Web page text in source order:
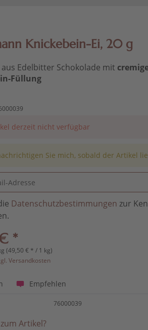
Knickebein-Ei, 20 g
aus Edelbitter Schokolade mit
Füllung
derzeit nicht verfügbar
Sie mich, sobald der Artikel
Datenschutzbestimmungen zur
*
(49,50 € * / 1 kg)
Versandkosten
Empfehlen
76000039
Artikel?